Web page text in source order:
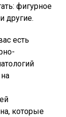
фигурное
другие.
есть
которые